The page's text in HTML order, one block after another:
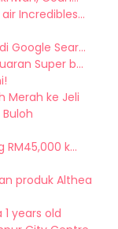
Incredibles...
Google Sear...
Super b...
Merah ke Jeli
k...
produk Althea
years old